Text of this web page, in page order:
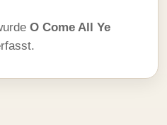
O Come All Ye